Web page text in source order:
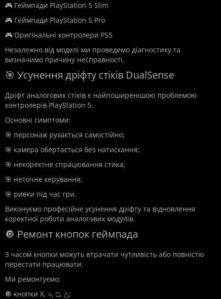
🎮 Геймпади PlayStation 5 Slim
🎮 Геймпади PlayStation 5 Pro
🎮 Оригінальні контролери PS5
Незалежно від моделі ми проведемо діагностику та
визначимо причину несправності.
🎯 Усунення дріфту стіків DualSense
Дріфт аналогових стіків є найпоширенішою проблемою
контролерів PlayStation 5.
Основні симптоми:
🎯 персонаж рухається самостійно;
🎯 камера обертається без натискання;
🎯 некоректне спрацювання стика;
🎯 неточне керування;
🎯 ривки під час гри.
Виконуємо професійне усунення дріфту та відновлення
коректної роботи аналогових модулів.
🔘 Ремонт кнопок геймпада
З часом кнопки можуть втрачати чутливість або повністю
перестати працювати.
Ми ремонтуємо:
🔘 кнопки X, ○, □, △;